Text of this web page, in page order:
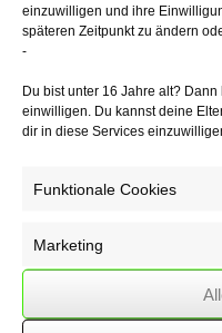
einzuwilligen und ihre
späteren Zeitpunkt zu ändern
-
Du bist unter 16 Jahre alt?
einwilligen. Du kannst deine
dir in diese Services
Funktionale Cookies
Marketing
zur Prüfung passiver Non
vermögensverwaltende
Rechtsträger und die Meldung
tatsächlich beherrschen –
wirtschaftlich
Anmerkung:Steuerpflichtige
"Entdecken
der Tat" durch das Finanzamt
beraten!